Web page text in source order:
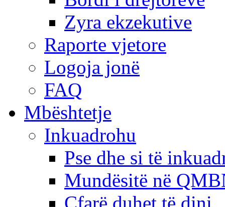
Zyra ekzekutive
Raporte vjetore
Logoja jonë
FAQ
Mbështetje
Inkuadrohu
Pse dhe si të
Mundësitë në
Çfarë duhet të dini